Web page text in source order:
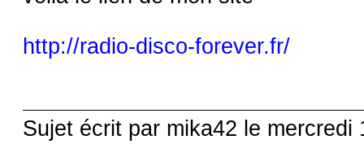
http://radio-disco-forever.fr/
Sujet écrit par mika42 le mercredi